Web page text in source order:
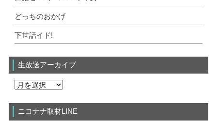
どっちのおかげ
下世話イド!
生放送アーカイブ
ニコナナ取材LINE